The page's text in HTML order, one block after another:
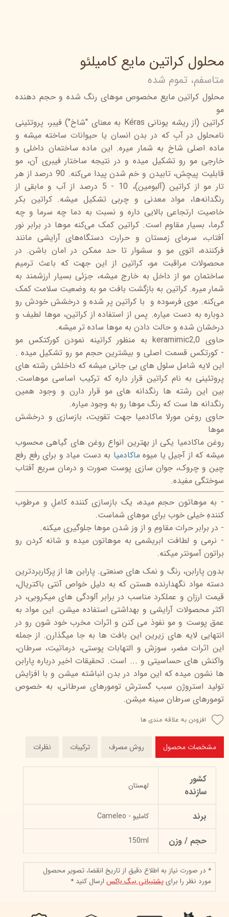
محلول کراتین مایع کامیلئو
متاسفم، تموم شده
محلول کراتین مایع مخصوص موهای رنگ شده و حجم دهنده
مو
کراتین (از ریشه یونانی Kéras به معنای "شاخ") فیبر، پروتئینی
نامحلول در آبِ که در بدن انسان یا حیوانات ساخته میشه و
ماده اصلی شاخ به شمار میره. این ماده ساختمان داخلی و
خارجی مو رو تشکیل میده و در نتیجه ساختار فیبری آن، مو
قابلیت پیچش، تابیدن و خم شدن پیدا می‌کنه. 90 درصد از هر
تار مو از کراتین (آلبومین)، 10 - 5 درصد از آب و مابقی از
رنگدانه‌ها، مواد معدنی و چربی تشکیل میشه. کراتین بکر
خاصیت ارتجاعی بالایی داره و نسبت به دما چه سرما و چه
گرما، بسیار مقاوم است. کراتین کمک می‌کنه موها در برابر نور
آفتاب، سرمای زمستان و حرارت دستگاه‌های آرایشی مانند
فرکننده، اتوی مو و سشوار تا حد ممکن در امان باشن. در
محصولات مراقبت مو، کراتین از این جهت که باعث ترمیم
ساختمان مو از داخل به خارج میشه، جزئی بسیار ارزشمند به
شمار میره. کراتین به بازگشت بافت مو به وضعیت سلامت کمک
می‌کنه. موی فرسوده و با کراتین پر شده و درخشش خودش رو
دوباره به دست میاره. پس از استفاده از کراتین، موها لطیف و
درخشان شده و حالت دادن به موها ساده تر میشه.
حاوی keramimic2,0 به منظور کراتینه نمودن کورکتکس مو
- کورتکس قسمت اصلی و بیشترین حجم مو رو تشکیل میده .
این لایه شامل سلول های بی جانی میشه که داخلش رشته های
پروتئینی به نام کراتین قرار داره که ترکیب اساسی موهاست.
بین این رشته ها رنگدانه های مو قرار دارن و وجود همین
رنگدانه ها ست که رنگ موها رو به وجود میاره.
حاوی روغن مورلا ماکادمیا جهت تقویت، بازسازی و درخشش
موها
روغن ماکادمیا یکی از بهترین انواع روغن های گیاهی محسوب
میشه که از آجیل یا میوهماکادمیا به دست میاد و برای رفع رفع
چین و چروک، جوان سازی پوست صورت و درمان سریع آفتاب
سوختگی مفیده.
- به موهاتون حجم میده، یک بازسازی کننده کاملِ و مرطوب
کنندهِ خیلی خوب برای موهای شماست.
- در برابر حرات مقاومِ و از وز شدن موها جلوگیری میکنه.
- نرمی و لطافت ابریشمی به موهاتون میده و شانه کردن رو
براتون آسونتر میکنه.
بدون پارابن، رنگ و نمک های صنعتی. پارابن ها از پرکاربردترین
دسته مواد نگهدارنده هستن که به دلیل خواص آنتی باکتریال،
قیمت ارزان و عملکرد مناسب در برابر آلودگی های میکروبی، در
اکثر محصولات آرایشی و بهداشتی استفاده میشن. این مواد به
عمق پوست و مو نفوذ می کنن و اثرات مخرب خود شون رو در
انتهایی لایه های زیرین این بافت ها به جا میگذارن. از جمله
این اثرات مضر، سوزش و التهابات پوستی، درماتیت، سرطان،
واکنش های حساسیتی و ... است. تحقیقات اخیر درباره پارابن
ها نشون میده که این مواد در بدن انباشته میشن و با افزایش
تولید استروژن سبب گسترش تومورهای سرطانی، به خصوص
تومورهای سرطان سینه میشن.
افزودن به علاقه مندی ها
مشخصات محصول روش مصرف ترکیبات نظرات
کشور
سازنده
لهستان
برند کاملیو - Cameleo
حجم / وزن 150ml
* در صورت نیاز به اطلاع دقیق از تاریخ انقضا، تصویر محصول
مورد نظر را برایپشتیبانی بیگ باکسارسال کنید *